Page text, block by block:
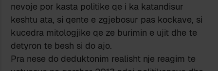
nevoje por kasta politike qe i ka katandisur
keshtu ata, si qente e zgjebosur pas kockave, si
kucedra mitologjike qe ze burimin e ujit dhe te
detyron te besh si do ajo.
Pra nese do deduktonim realisht nje reagim te